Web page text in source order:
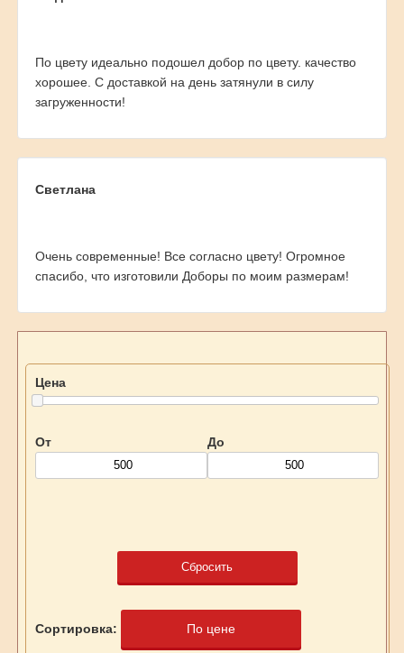
По цвету идеально подошел добор по цвету. качество
хорошее. С доставкой на день затянули в силу
загруженности!
Светлана
Очень современные! Все согласно цвету! Огромное
спасибо, что изготовили Доборы по моим размерам!
Цена
От До
Сбросить
Сортировка: По цене